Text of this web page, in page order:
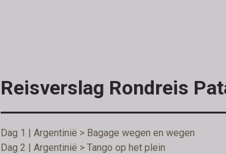
Reisverslag Rondreis
Dag 1 | Argentinië > Bagage wegen en wegen
Dag 2 | Argentinië > Tango op het plein